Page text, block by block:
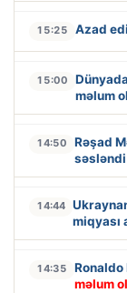
15:25 Azad
15:00
məlum
14:50
Rəşad
səsləndi
14:44
miqyası
14:35
məlum